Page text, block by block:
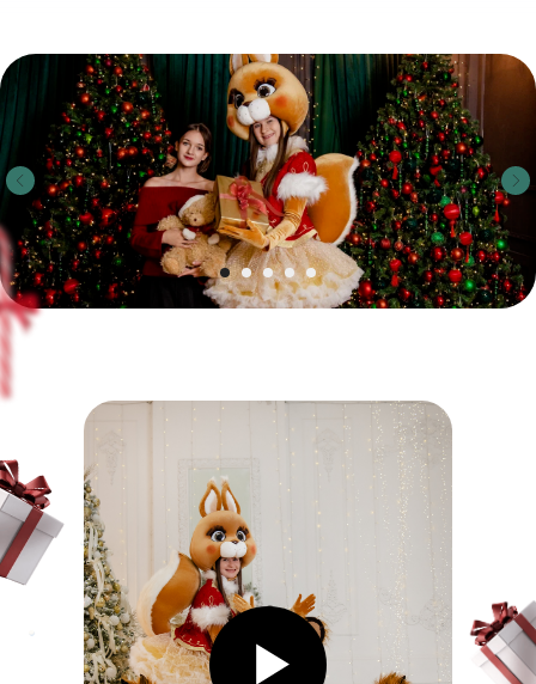
Наши новогодние программы
в Краснодаре проходят:
Детских
Нежные
с хороводами и
малышей.
В школах
Интерактивные шоу
с современными сценариями
для незабываемых эмоций.